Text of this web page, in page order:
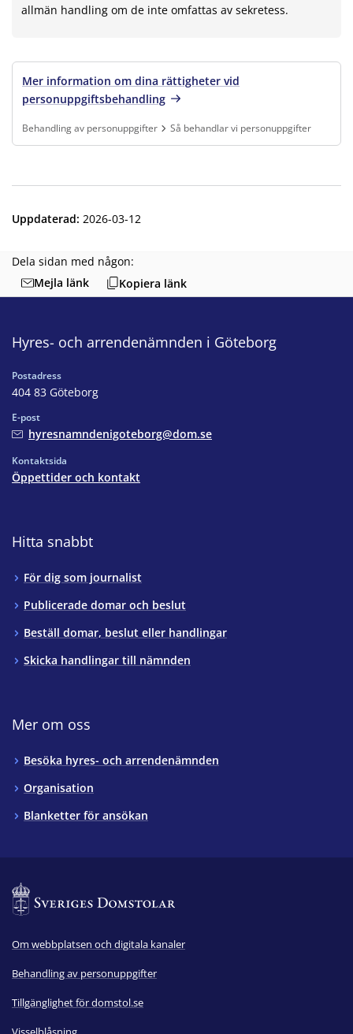
allmän handling om de inte omfattas av sekretess.
Mer information om dina rättigheter vid
personuppgiftsbehandling
Behandling av personuppgifter
Så behandlar vi personuppgifter
Finns under:Behandling av personuppgifter, Så behandlar vi
Uppdaterad: 2026-03-12
Dela sidan med någon:
Mejla länk
Kopiera länk
Hyres- och arrendenämnden i Göteborg
Postadress
404 83 Göteborg
E-post
hyresnamndenigoteborg@dom.se
Kontaktsida
Öppettider och kontakt
Hitta snabbt
För dig som journalist
Publicerade domar och beslut
Beställ domar, beslut eller handlingar
Skicka handlingar till nämnden
Mer om oss
Besöka hyres- och arrendenämnden
Organisation
Blanketter för ansökan
Om webbplatsen och digitala kanaler
Behandling av personuppgifter
Tillgänglighet för domstol.se